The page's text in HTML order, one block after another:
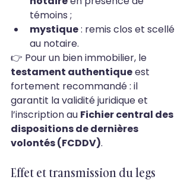
témoins ;
mystique : remis clos et scellé
au notaire.
👉 Pour un bien immobilier, le
testament authentique est
fortement recommandé : il
garantit la validité juridique et
l’inscription au Fichier central des
dispositions de dernières
volontés (FCDDV).
Effet et transmission du legs